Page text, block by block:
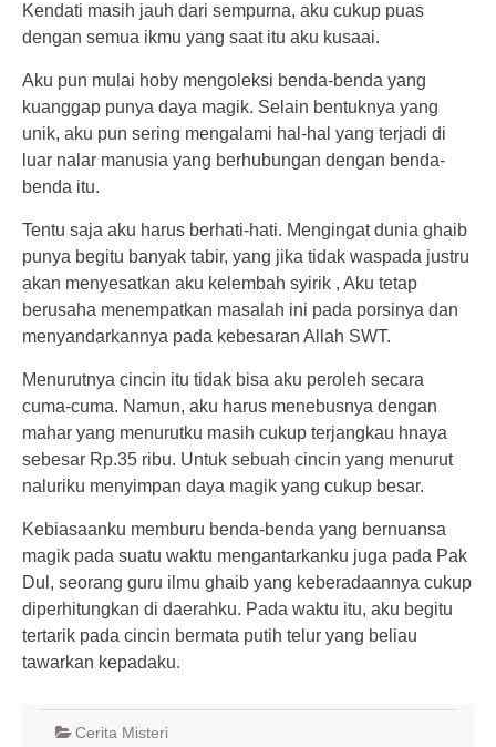
Kendati masih jauh dari sempurna, aku cukup puas
dengan semua ikmu yang saat itu aku kusaai.
Aku pun mulai hoby mengoleksi benda-benda yang
kuanggap punya daya magik. Selain bentuknya yang
unik, aku pun sering mengalami hal-hal yang terjadi di
luar nalar manusia yang berhubungan dengan benda-
benda itu.
Tentu saja aku harus berhati-hati. Mengingat dunia ghaib
punya begitu banyak tabir, yang jika tidak waspada justru
akan menyesatkan aku kelembah syirik , Aku tetap
berusaha menempatkan masalah ini pada porsinya dan
menyandarkannya pada kebesaran Allah SWT.
Menurutnya cincin itu tidak bisa aku peroleh secara
cuma-cuma. Namun, aku harus menebusnya dengan
mahar yang menurutku masih cukup terjangkau hnaya
sebesar Rp.35 ribu. Untuk sebuah cincin yang menurut
naluriku menyimpan daya magik yang cukup besar.
Kebiasaanku memburu benda-benda yang bernuansa
magik pada suatu waktu mengantarkanku juga pada Pak
Dul, seorang guru ilmu ghaib yang keberadaannya cukup
diperhitungkan di daerahku. Pada waktu itu, aku begitu
tertarik pada cincin bermata putih telur yang beliau
tawarkan kepadaku.
Cerita Misteri